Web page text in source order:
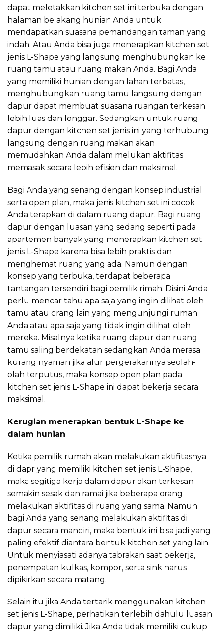
dapat meletakkan kitchen set ini terbuka dengan
halaman belakang hunian Anda untuk
mendapatkan suasana pemandangan taman yang
indah. Atau Anda bisa juga menerapkan kitchen set
jenis L-Shape yang langsung menghubungkan ke
ruang tamu atau ruang makan Anda. Bagi Anda
yang memiliki hunian dengan lahan terbatas,
menghubungkan ruang tamu langsung dengan
dapur dapat membuat suasana ruangan terkesan
lebih luas dan longgar. Sedangkan untuk ruang
dapur dengan kitchen set jenis ini yang terhubung
langsung dengan ruang makan akan
memudahkan Anda dalam melukan aktifitas
memasak secara lebih efisien dan maksimal.
Bagi Anda yang senang dengan konsep industrial
serta open plan, maka jenis kitchen set ini cocok
Anda terapkan di dalam ruang dapur. Bagi ruang
dapur dengan luasan yang sedang seperti pada
apartemen banyak yang menerapkan kitchen set
jenis L-Shape karena bisa lebih praktis dan
menghemat ruang yang ada. Namun dengan
konsep yang terbuka, terdapat beberapa
tantangan tersendiri bagi pemilik rimah. Disini Anda
perlu mencar tahu apa saja yang ingin dilihat oleh
tamu atau orang lain yang mengunjungi rumah
Anda atau apa saja yang tidak ingin dilihat oleh
mereka. Misalnya ketika ruang dapur dan ruang
tamu saling berdekatan sedangkan Anda merasa
kurang nyaman jika alur pergerakannya seolah-
olah terputus, maka konsep open plan pada
kitchen set jenis L-Shape ini dapat bekerja secara
maksimal.
Kerugian menerapkan bentuk L-Shape ke
dalam hunian
Ketika pemilik rumah akan melakukan aktifitasnya
di dapr yang memiliki kitchen set jenis L-Shape,
maka segitiga kerja dalam dapur akan terkesan
semakin sesak dan ramai jika beberapa orang
melakukan aktifitas di ruang yang sama. Namun
bagi Anda yang senang melakukan aktifitas di
dapur secara mandiri, maka bentuk ini bisa jadi yang
paling efektif diantara bentuk kitchen set yang lain.
Untuk menyiasati adanya tabrakan saat bekerja,
penempatan kulkas, kompor, serta sink harus
dipikirkan secara matang.
Selain itu jika Anda tertarik menggunakan kitchen
set jenis L-Shape, perhatikan terlebih dahulu luasan
dapur yang dimiliki. Jika Anda tidak memiliki cukup